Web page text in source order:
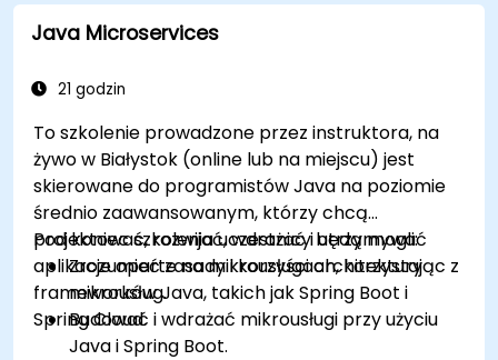
Java Microservices
21 godzin
To szkolenie prowadzone przez instruktora, na
żywo w Białystok (online lub na miejscu) jest
skierowane do programistów Java na poziomie
średnio zaawansowanym, którzy chcą
projektować, rozwijać, wdrażać i utrzymywać
aplikacje oparte na mikrousługach, korzystając z
frameworków Java, takich jak Spring Boot i
Spring Cloud.
Pod koniec szkolenia uczestnicy będą mogli:
Zrozumieć zasady i korzyści architektury
mikrousług.
Budować i wdrażać mikrousługi przy użyciu
Java i Spring Boot.